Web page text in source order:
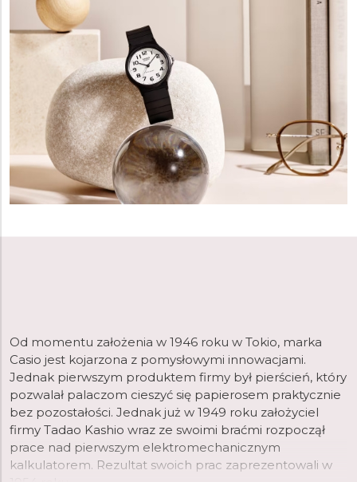
Od momentu założenia w 1946 roku w Tokio, marka
Casio jest kojarzona z pomysłowymi innowacjami.
Jednak pierwszym produktem firmy był pierścień, który
pozwalał palaczom cieszyć się papierosem praktycznie
bez pozostałości. Jednak już w 1949 roku założyciel
firmy Tadao Kashio wraz ze swoimi braćmi rozpoczął
prace nad pierwszym elektromechanicznym
kalkulatorem. Rezultat swoich prac zaprezentowali w